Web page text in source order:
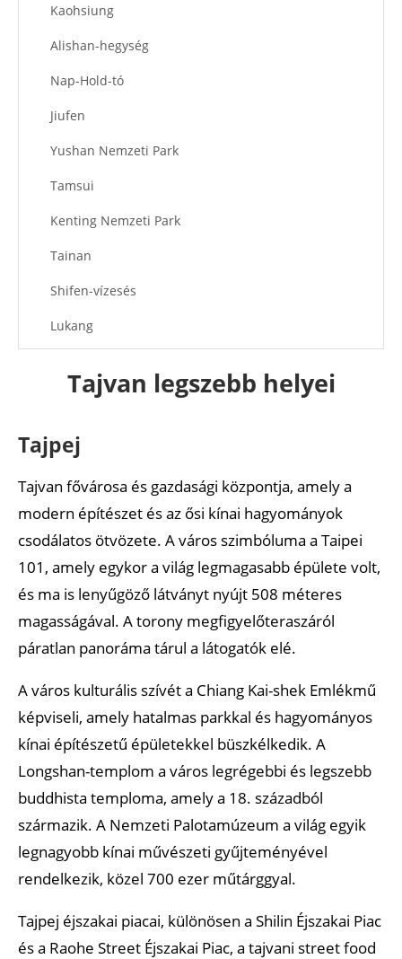
Kaohsiung
Alishan-hegység
Nap-Hold-tó
Jiufen
Yushan Nemzeti Park
Tamsui
Kenting Nemzeti Park
Tainan
Shifen-vízesés
Lukang
Ajánlott cikkek
Tajvan legszebb helyei
Tajpej
Tajvan fővárosa és gazdasági központja, amely a
modern építészet és az ősi kínai hagyományok
csodálatos ötvözete. A város szimbóluma a Taipei
101, amely egykor a világ legmagasabb épülete volt,
és ma is lenyűgöző látványt nyújt 508 méteres
magasságával. A torony megfigyelőteraszáról
páratlan panoráma tárul a látogatók elé.
A város kulturális szívét a Chiang Kai-shek Emlékmű
képviseli, amely hatalmas parkkal és hagyományos
kínai építészetű épületekkel büszkélkedik. A
Longshan-templom a város legrégebbi és legszebb
buddhista temploma, amely a 18. századból
származik. A Nemzeti Palotamúzeum a világ egyik
legnagyobb kínai művészeti gyűjteményével
rendelkezik, közel 700 ezer műtárggyal.
Tajpej éjszakai piacai, különösen a Shilin Éjszakai Piac
és a Raohe Street Éjszakai Piac, a tajvani street food